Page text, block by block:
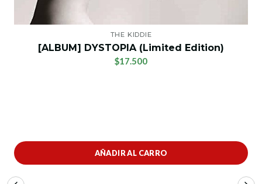
THE KIDDIE
[ALBUM] DYSTOPIA (Limited Edition)
$17.500
AÑADIR AL CARRO